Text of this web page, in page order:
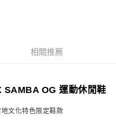
相關推薦
OG 運動休閒鞋
文化特色限定鞋款